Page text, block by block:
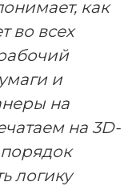
как
во всех
и
на
на 3D-
логику